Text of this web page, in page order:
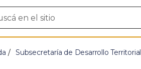
Subsecretaría de Desarrollo Territorial